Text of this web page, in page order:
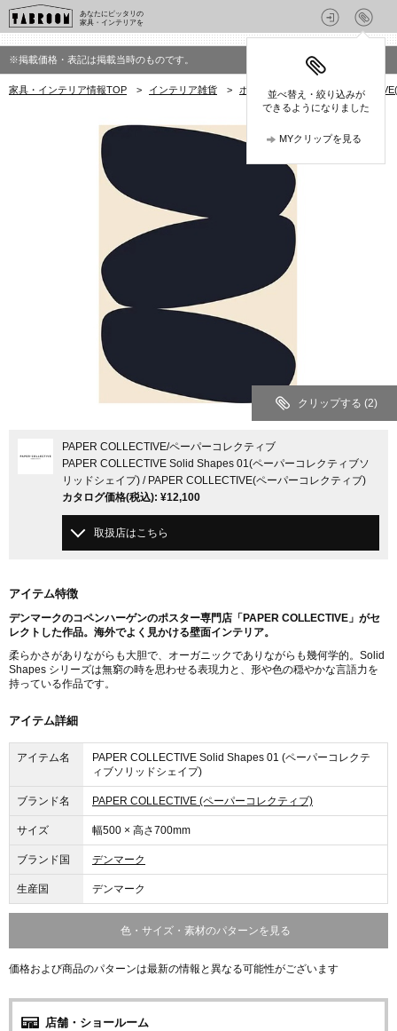
あなたにピッタリの
家具・インテリアを
並べ替え・絞り込みが
できるようになりました
MYクリップを見る
※掲載価格・表記は掲載当時のものです。
家具・インテリア情報TOP > インテリア雑貨 > ポスター > PAPER
クリップする (2)
PAPER COLLECTIVE/ペーパーコレクティブ
PAPER COLLECTIVE Solid Shapes 01(ペーパーコレクティブソ
リッドシェイプ) / PAPER COLLECTIVE(ペーパーコレクティブ)
カタログ価格(税込): ¥12,100
取扱店はこちら
アイテム特徴
デンマークのコペンハーゲンのポスター専門店「PAPER COLLECTIVE」がセ
レクトした作品。海外でよく見かける壁面インテリア。
柔らかさがありながらも大胆で、オーガニックでありながらも幾何学的。Solid
Shapes シリーズは無窮の時を思わせる表現力と、形や色の穏やかな言語力を
持っている作品です。
アイテム詳細
アイテム名
PAPER COLLECTIVE Solid Shapes 01 (ペーパーコレクテ
ィブソリッドシェイプ)
ブランド名 PAPER COLLECTIVE (ペーパーコレクティブ)
サイズ 幅500 × 高さ700mm
ブランド国 デンマーク
生産国 デンマーク
色・サイズ・素材のパターンを見る
価格および商品のパターンは最新の情報と異なる可能性がございます
店舗・ショールーム